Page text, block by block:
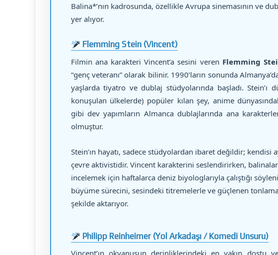
Balina*’nın kadrosunda, özellikle Avrupa sinemasının ve
yer alıyor.
Flemming Stein (Vincent)
Filmin ana karakteri Vincent’a sesini veren Flemming
“genç veteranı” olarak bilinir. 1990’ların sonunda
yaşlarda tiyatro ve dublaj stüdyolarında başladı. Stein’ı
konuşulan ülkelerde) popüler kılan şey, anime
gibi dev yapımların Almanca dublajlarında ana
olmuştur.
Stein’ın hayatı, sadece stüdyolardan ibaret değildir; kendisi
çevre aktivistidir. Vincent karakterini seslendirirken,
incelemek için haftalarca deniz biyologlarıyla çalıştığı
büyüme sürecini, sesindeki titremelerle ve güçlenen
şekilde aktarıyor.
Philipp Reinheimer (Yol Arkadaşı / Komedi Unsuru)